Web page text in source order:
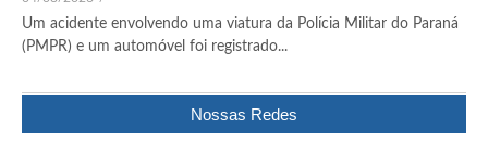
Um acidente envolvendo uma viatura da Polícia Militar do Paraná
(PMPR) e um automóvel foi registrado...
Nossas Redes